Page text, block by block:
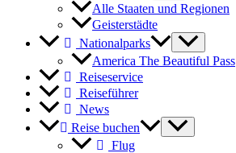
Alle Staaten und Regionen
Geisterstädte
Nationalparks
America The Beautiful Pass
Reiseservice
Reiseführer
News
Reise buchen
Flug